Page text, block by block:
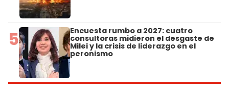
5 Encuesta rumbo a 2027: cuatro
consultoras midieron el desgaste de
Milei y la crisis de liderazgo en el
peronismo